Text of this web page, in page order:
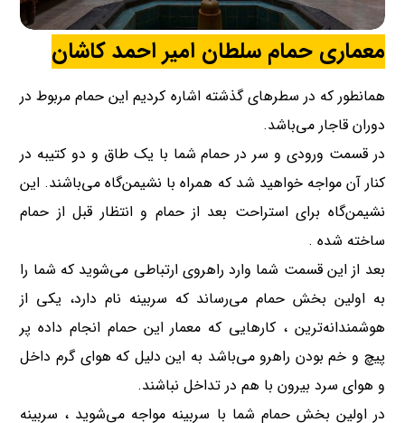
معماری حمام سلطان امیر احمد کاشان
همانطور که در سطرهای گذشته اشاره کردیم این حمام مربوط در
دوران قاجار می‌باشد.
در قسمت ورودی و سر در حمام شما با یک طاق و دو کتیبه در
کنار آن مواجه خواهید شد که همراه با نشیمن‌گاه می‌باشند. این
نشیمن‌گاه برای استراحت بعد از حمام و انتظار قبل از حمام
ساخته شده .
بعد از این قسمت شما وارد راهروی ارتباطی می‌شوید که شما را
به اولین بخش حمام می‌رساند که سربینه نام دارد، یکی از
هوشمندانه‌ترین ، کارهایی که معمار این حمام انجام داده پر
پیچ و خم بودن راهرو می‌باشد به این دلیل که هوای گرم داخل
و هوای سرد بیرون با هم در تداخل نباشند.
در اولین بخش حمام شما با سربینه مواجه می‌شوید ، سربینه